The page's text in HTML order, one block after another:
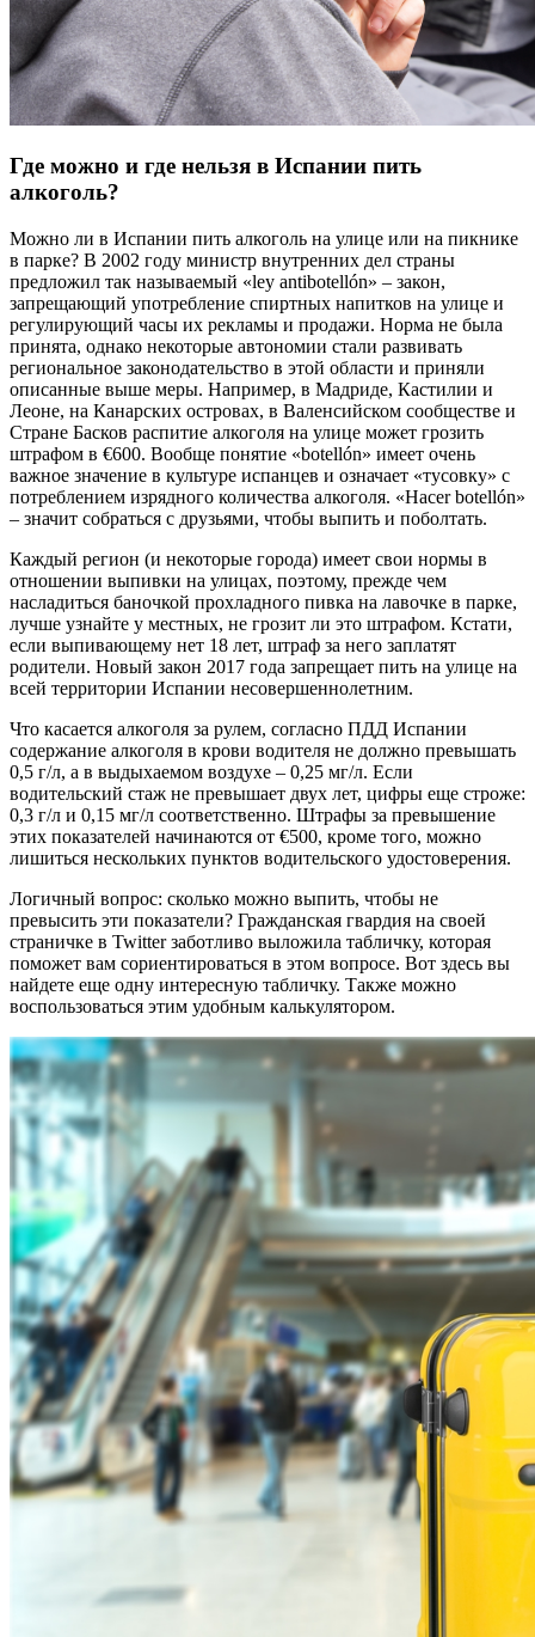
Где можно и где нельзя в Испании пить
алкоголь?
Можно ли в Испании пить алкоголь на улице или на пикнике
в парке? В 2002 году министр внутренних дел страны
предложил так называемый «ley antibotellón» – закон,
запрещающий употребление спиртных напитков на улице и
регулирующий часы их рекламы и продажи. Норма не была
принята, однако некоторые автономии стали развивать
региональное законодательство в этой области и приняли
описанные выше меры. Например, в Мадриде, Кастилии и
Леоне, на Канарских островах, в Валенсийском сообществе и
Стране Басков распитие алкоголя на улице может грозить
штрафом в €600. Вообще понятие «botellón» имеет очень
важное значение в культуре испанцев и означает «тусовку» с
потреблением изрядного количества алкоголя. «Hacer botellón»
– значит собраться с друзьями, чтобы выпить и поболтать.
Каждый регион (и некоторые города) имеет свои нормы в
отношении выпивки на улицах, поэтому, прежде чем
насладиться баночкой прохладного пивка на лавочке в парке,
лучше узнайте у местных, не грозит ли это штрафом. Кстати,
если выпивающему нет 18 лет, штраф за него заплатят
родители. Новый закон 2017 года запрещает пить на улице на
всей территории Испании несовершеннолетним.
Что касается алкоголя за рулем, согласно ПДД Испании
содержание алкоголя в крови водителя не должно превышать
0,5 г/л, а в выдыхаемом воздухе – 0,25 мг/л. Если
водительский стаж не превышает двух лет, цифры еще строже:
0,3 г/л и 0,15 мг/л соответственно. Штрафы за превышение
этих показателей начинаются от €500, кроме того, можно
лишиться нескольких пунктов водительского удостоверения.
Логичный вопрос: сколько можно выпить, чтобы не
превысить эти показатели? Гражданская гвардия на своей
страничке в Twitter заботливо выложила табличку, которая
поможет вам сориентироваться в этом вопросе. Вот здесь вы
найдете еще одну интересную табличку. Также можно
воспользоваться этим удобным калькулятором.